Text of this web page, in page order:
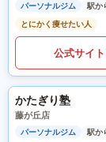
パーソナルジム
駅か
とにかく痩せたい人
公式サイ
かたぎり塾
藤が丘店
パーソナルジム
駅か